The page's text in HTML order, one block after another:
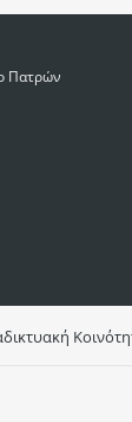
Πατρών